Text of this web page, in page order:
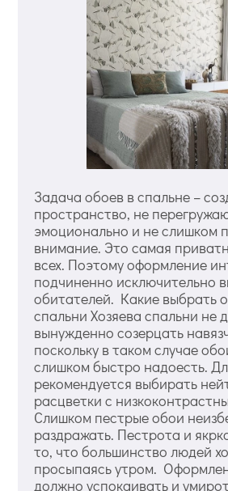
Задача обоев в спальне –
пространство, не
эмоционально и не слишком
внимание. Это самая
всех. Поэтому оформление
подчиненно исключительно
обитателей. Какие выбрать
спальни Хозяева спальни не
вынужденно созерцать
поскольку в таком случае
слишком быстро надоесть.
рекомендуется выбирать
расцветки с
Слишком пестрые обои
раздражать. Пестрота и
то, что большинство людей
просыпаясь утром.
должно успокаивать и